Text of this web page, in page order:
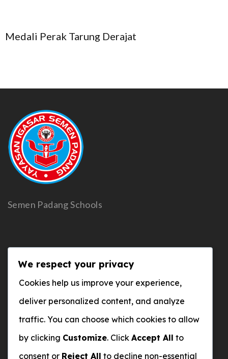
Medali Perak Tarung Derajat
Semen Padang Schools
Komplek Social Center
PT Semen Padang, Indarung Sumatera Barat
WhatsApp
We respect your privacy
Cookies help us improve your experience,
deliver personalized content, and analyze
traffic. You can choose which cookies to allow
by clicking Customize. Click Accept All to
consent or Reject All to decline non-essential